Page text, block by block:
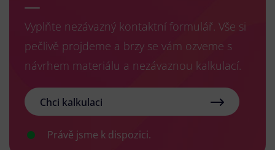
Vyplňte nezávazný kontaktní formulář. Vše si
pečlivě projdeme a brzy se vám ozveme s
návrhem materiálu a nezávaznou kalkulací.
Chci kalkulaci
Právě jsme k dispozici.